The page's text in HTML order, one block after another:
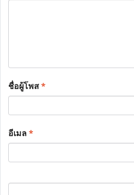
ชื่อผู้โพส*
อีเมล*